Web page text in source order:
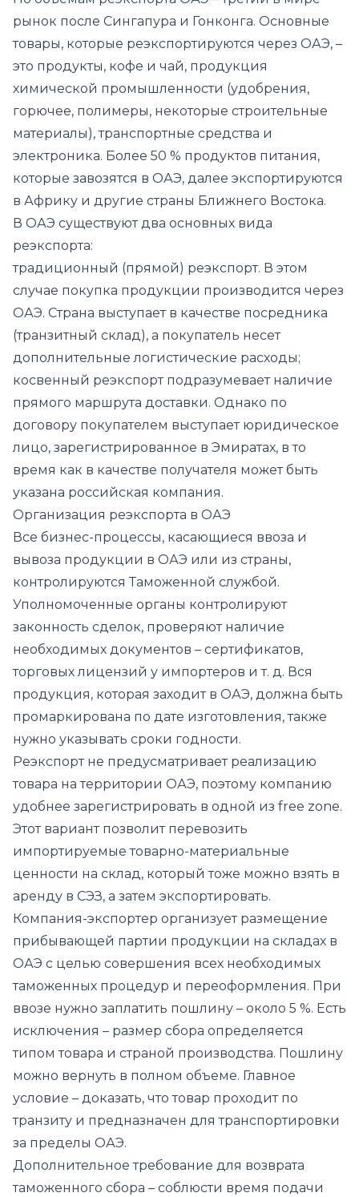
рынок после Сингапура и Гонконга. Основные
товары, которые реэкспортируются через ОАЭ, –
это продукты, кофе и чай, продукция
химической промышленности (удобрения,
горючее, полимеры, некоторые строительные
материалы), транспортные средства и
электроника. Более 50 % продуктов питания,
которые завозятся в ОАЭ, далее экспортируются
в Африку и другие страны Ближнего Востока.
В ОАЭ существуют два основных вида
реэкспорта:
традиционный (прямой) реэкспорт. В этом
случае покупка продукции производится через
ОАЭ. Страна выступает в качестве посредника
(транзитный склад), а покупатель несет
дополнительные логистические расходы;
косвенный реэкспорт подразумевает наличие
прямого маршрута доставки. Однако по
договору покупателем выступает юридическое
лицо, зарегистрированное в Эмиратах, в то
время как в качестве получателя может быть
указана российская компания.
Организация реэкспорта в ОАЭ
Все бизнес-процессы, касающиеся ввоза и
вывоза продукции в ОАЭ или из страны,
контролируются Таможенной службой.
Уполномоченные органы контролируют
законность сделок, проверяют наличие
необходимых документов – сертификатов,
торговых лицензий у импортеров и т. д. Вся
продукция, которая заходит в ОАЭ, должна быть
промаркирована по дате изготовления, также
нужно указывать сроки годности.
Реэкспорт не предусматривает реализацию
товара на территории ОАЭ, поэтому компанию
удобнее зарегистрировать в одной из free zone.
Этот вариант позволит перевозить
импортируемые товарно-материальные
ценности на склад, который тоже можно взять в
аренду в СЭЗ, а затем экспортировать.
Компания-экспортер организует размещение
прибывающей партии продукции на складах в
ОАЭ с целью совершения всех необходимых
таможенных процедур и переоформления. При
ввозе нужно заплатить пошлину – около 5 %. Есть
исключения – размер сбора определяется
типом товара и страной производства. Пошлину
можно вернуть в полном объеме. Главное
условие – доказать, что товар проходит по
транзиту и предназначен для транспортировки
за пределы ОАЭ.
Дополнительное требование для возврата
таможенного сбора – соблюсти время подачи